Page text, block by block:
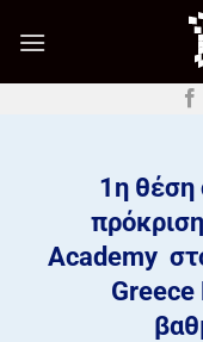
στο
1η θέση
Academy
Greece